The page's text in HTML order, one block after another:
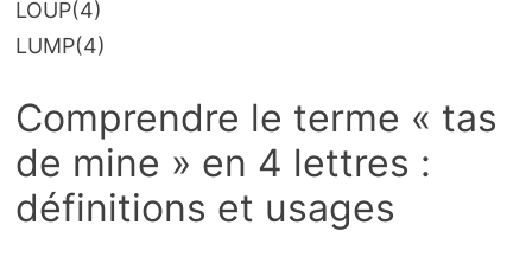
LOUP(4)
LUMP(4)
Comprendre le terme « tas
de mine » en 4 lettres :
définitions et usages